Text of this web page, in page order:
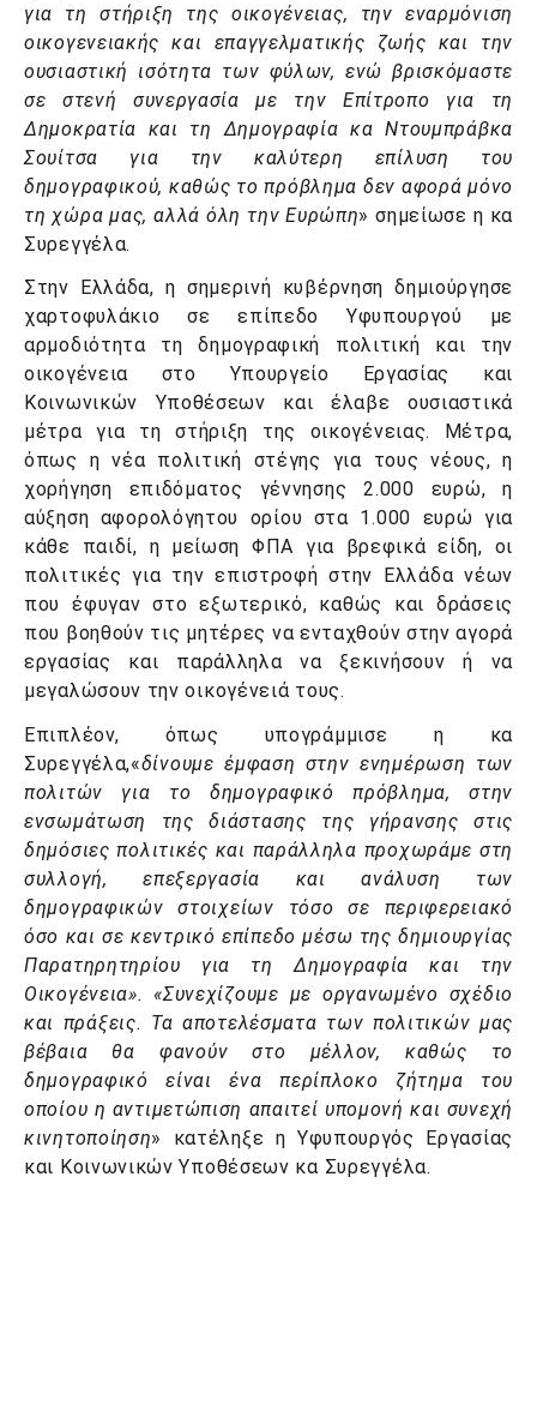
για τη στήριξη της οικογένειας, την εναρμόνιση
οικογενειακής και επαγγελματικής ζωής και την
ουσιαστική ισότητα των φύλων, ενώ βρισκόμαστε
σε στενή συνεργασία με την Επίτροπο για τη
Δημοκρατία και τη Δημογραφία κα Ντουμπράβκα
Σουίτσα για την καλύτερη επίλυση του
δημογραφικού, καθώς το πρόβλημα δεν αφορά μόνο
τη χώρα μας, αλλά όλη την Ευρώπη» σημείωσε η κα
Συρεγγέλα.
Στην Ελλάδα, η σημερινή κυβέρνηση δημιούργησε
χαρτοφυλάκιο σε επίπεδο Υφυπουργού με
αρμοδιότητα τη δημογραφική πολιτική και την
οικογένεια στο Υπουργείο Εργασίας και
Κοινωνικών Υποθέσεων και έλαβε ουσιαστικά
μέτρα για τη στήριξη της οικογένειας. Μέτρα,
όπως η νέα πολιτική στέγης για τους νέους, η
χορήγηση επιδόματος γέννησης 2.000 ευρώ, η
αύξηση αφορολόγητου ορίου στα 1.000 ευρώ για
κάθε παιδί, η μείωση ΦΠΑ για βρεφικά είδη, οι
πολιτικές για την επιστροφή στην Ελλάδα νέων
που έφυγαν στο εξωτερικό, καθώς και δράσεις
που βοηθούν τις μητέρες να ενταχθούν στην αγορά
εργασίας και παράλληλα να ξεκινήσουν ή να
μεγαλώσουν την οικογένειά τους.
Επιπλέον, όπως υπογράμμισε η κα
Συρεγγέλα,«δίνουμε έμφαση στην ενημέρωση των
πολιτών για το δημογραφικό πρόβλημα, στην
ενσωμάτωση της διάστασης της γήρανσης στις
δημόσιες πολιτικές και παράλληλα προχωράμε στη
συλλογή, επεξεργασία και ανάλυση των
δημογραφικών στοιχείων τόσο σε περιφερειακό
όσο και σε κεντρικό επίπεδο μέσω της δημιουργίας
Παρατηρητηρίου για τη Δημογραφία και την
Οικογένεια». «Συνεχίζουμε με οργανωμένο σχέδιο
και πράξεις. Τα αποτελέσματα των πολιτικών μας
βέβαια θα φανούν στο μέλλον, καθώς το
δημογραφικό είναι ένα περίπλοκο ζήτημα του
οποίου η αντιμετώπιση απαιτεί υπομονή και συνεχή
κινητοποίηση» κατέληξε η Υφυπουργός Εργασίας
και Κοινωνικών Υποθέσεων κα Συρεγγέλα.